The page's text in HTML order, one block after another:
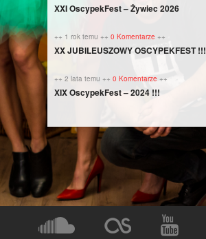
XXI OscypekFest – Żywiec 2026
++ 1 rok temu ++ 0 Komentarze ++
XX JUBILEUSZOWY OSCYPEKFEST !!!
++ 2 lata temu ++ 0 Komentarze ++
XIX OscypekFest – 2024 !!!